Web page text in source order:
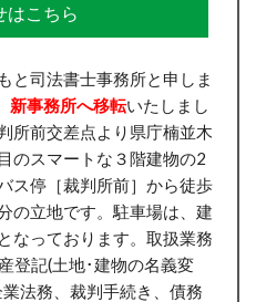
はこちら
と司法書士事務所と申しま
新事務所へ移転いたしまし
所前交差点より県庁楠並木
のスマートな３階建物の2
ス停［裁判所前］から徒歩
の立地です。駐車場は、建
なっております。取扱業務
登記(土地･建物の名義変
法務、裁判手続き、債務